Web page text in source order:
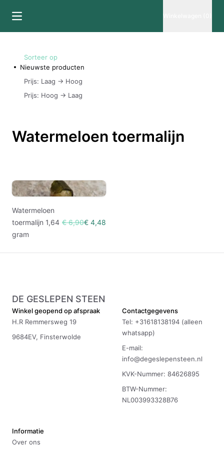
Sorteer op
Nieuwste producten
Prijs: Laag -> Hoog
Prijs: Hoog -> Laag
Watermeloen toermalijn
Watermeloen
toermalijn 1,64
gram
€ 6,90€ 4,48
DE GESLEPEN STEEN
Winkel geopend op afspraak
H.R Remmersweg 19
9684EV, Finsterwolde
Contactgegevens
Tel: +31618138194 (alleen
whatsapp)
E-mail:
info@degeslepensteen.nl
KVK-Nummer: 84626895
BTW-Nummer:
NL003993328B76
Informatie
Over ons